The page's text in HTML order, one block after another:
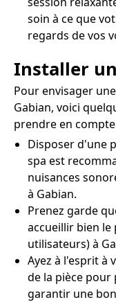
soin à ce que
regards de vos
Installer
Pour envisager
Gabian, voici
prendre en
Disposer d'une
spa est
nuisances
à Gabian.
Prenez garde
accueillir bien le
utilisateurs) à
Ayez à l'esprit à
de la pièce pour
garantir une